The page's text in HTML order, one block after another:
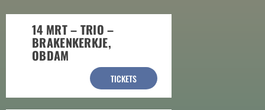
14 MRT – TRIO –
BRAKENKERKJE,
OBDAM
TICKETS